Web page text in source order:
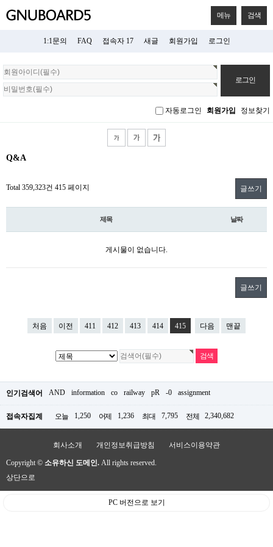
메뉴 검색
1:1문의 FAQ 접속자 17 새글 회원가입 로그인
회
원
로
자동로그인 회원가입 정보찾기
Q&A
Total 359,323건 415 페이지 글쓰기
제목 날짜
게시물이 없습니다.
글쓰기
처음 이전 411 412 413 414 415 다음 맨끝
인기검색어 AND information co railway pR -0 assignment
접속자집계 오늘 1,250 어제 1,236 최대 7,795 전체 2,340,682
회사소개 개인정보취급방침 서비스이용약관
Copyright © 소유하신 도메인. All rights reserved.
상단으로
PC 버전으로 보기